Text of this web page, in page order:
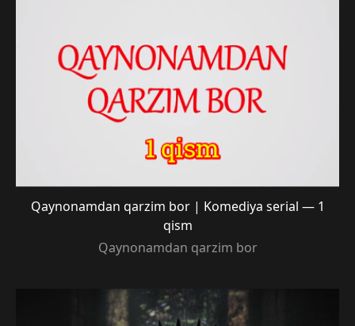
Qaynonamdan qarzim bor | Komediya serial — 1
qism
Qaynonamdan qarzim bor